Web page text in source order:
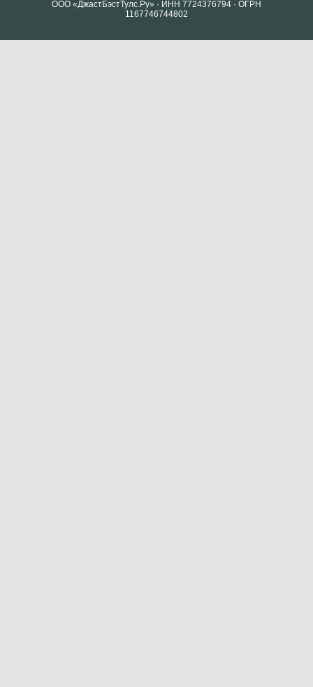
ООО «ДжастБэстТулс.Ру» · ИНН 7724376794 · ОГРН
1167746744802